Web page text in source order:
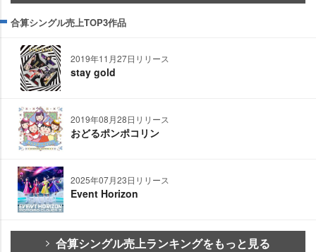
合算シングル売上TOP3作品
2019年11月27日リリース
stay gold
2019年08月28日リリース
おどるポンポコリン
2025年07月23日リリース
Event Horizon
合算シングル売上ランキングをもっと見る